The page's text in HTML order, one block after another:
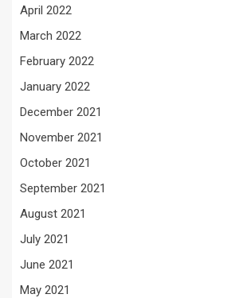
April 2022
March 2022
February 2022
January 2022
December 2021
November 2021
October 2021
September 2021
August 2021
July 2021
June 2021
May 2021